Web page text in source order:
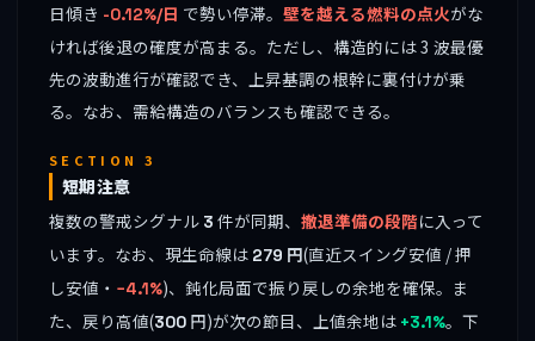
日傾き -0.12%/日 で勢い停滞。 壁を越える燃料の点火がな
ければ後退の確度が高まる。ただし、構造的には 3 波最優
先の波動進行が確認でき、上昇基調の根幹に裏付けが乗
る。なお、需給構造のバランスも確認できる。
SECTION 3
短期注意
複数の警戒シグナル 3 件が同期、 撤退準備の段階に入って
います。なお、現生命線は 279 円(直近スイング安値 / 押
し安値・ −4.1%)、鈍化局面で振り戻しの余地を確保。ま
た、戻り高値(300 円)が次の節目、上値余地は +3.1%。下